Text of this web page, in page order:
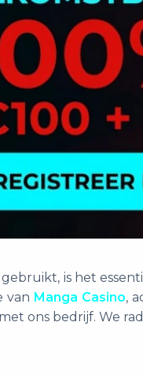
is het
van Manga Casino,
ons bedrijf. We